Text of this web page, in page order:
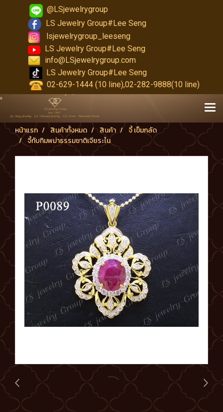
@LSjewelrygroup
LS Jewelry Group#Lee Seng
lsjewelrygroup_leeseng
LS Jewelry Group#Lee Seng
info@LSjewelrygroup.com
LS Jewelry Group#Lee Seng
02-629-1444 (10 line),02-282-9888(10 line)
หน้าแรก สินค้าทั้งหมด สินค้า
จี้ เข็มกลัด
จี้ทับทิมพม่าธรรมชาติเจียระไน